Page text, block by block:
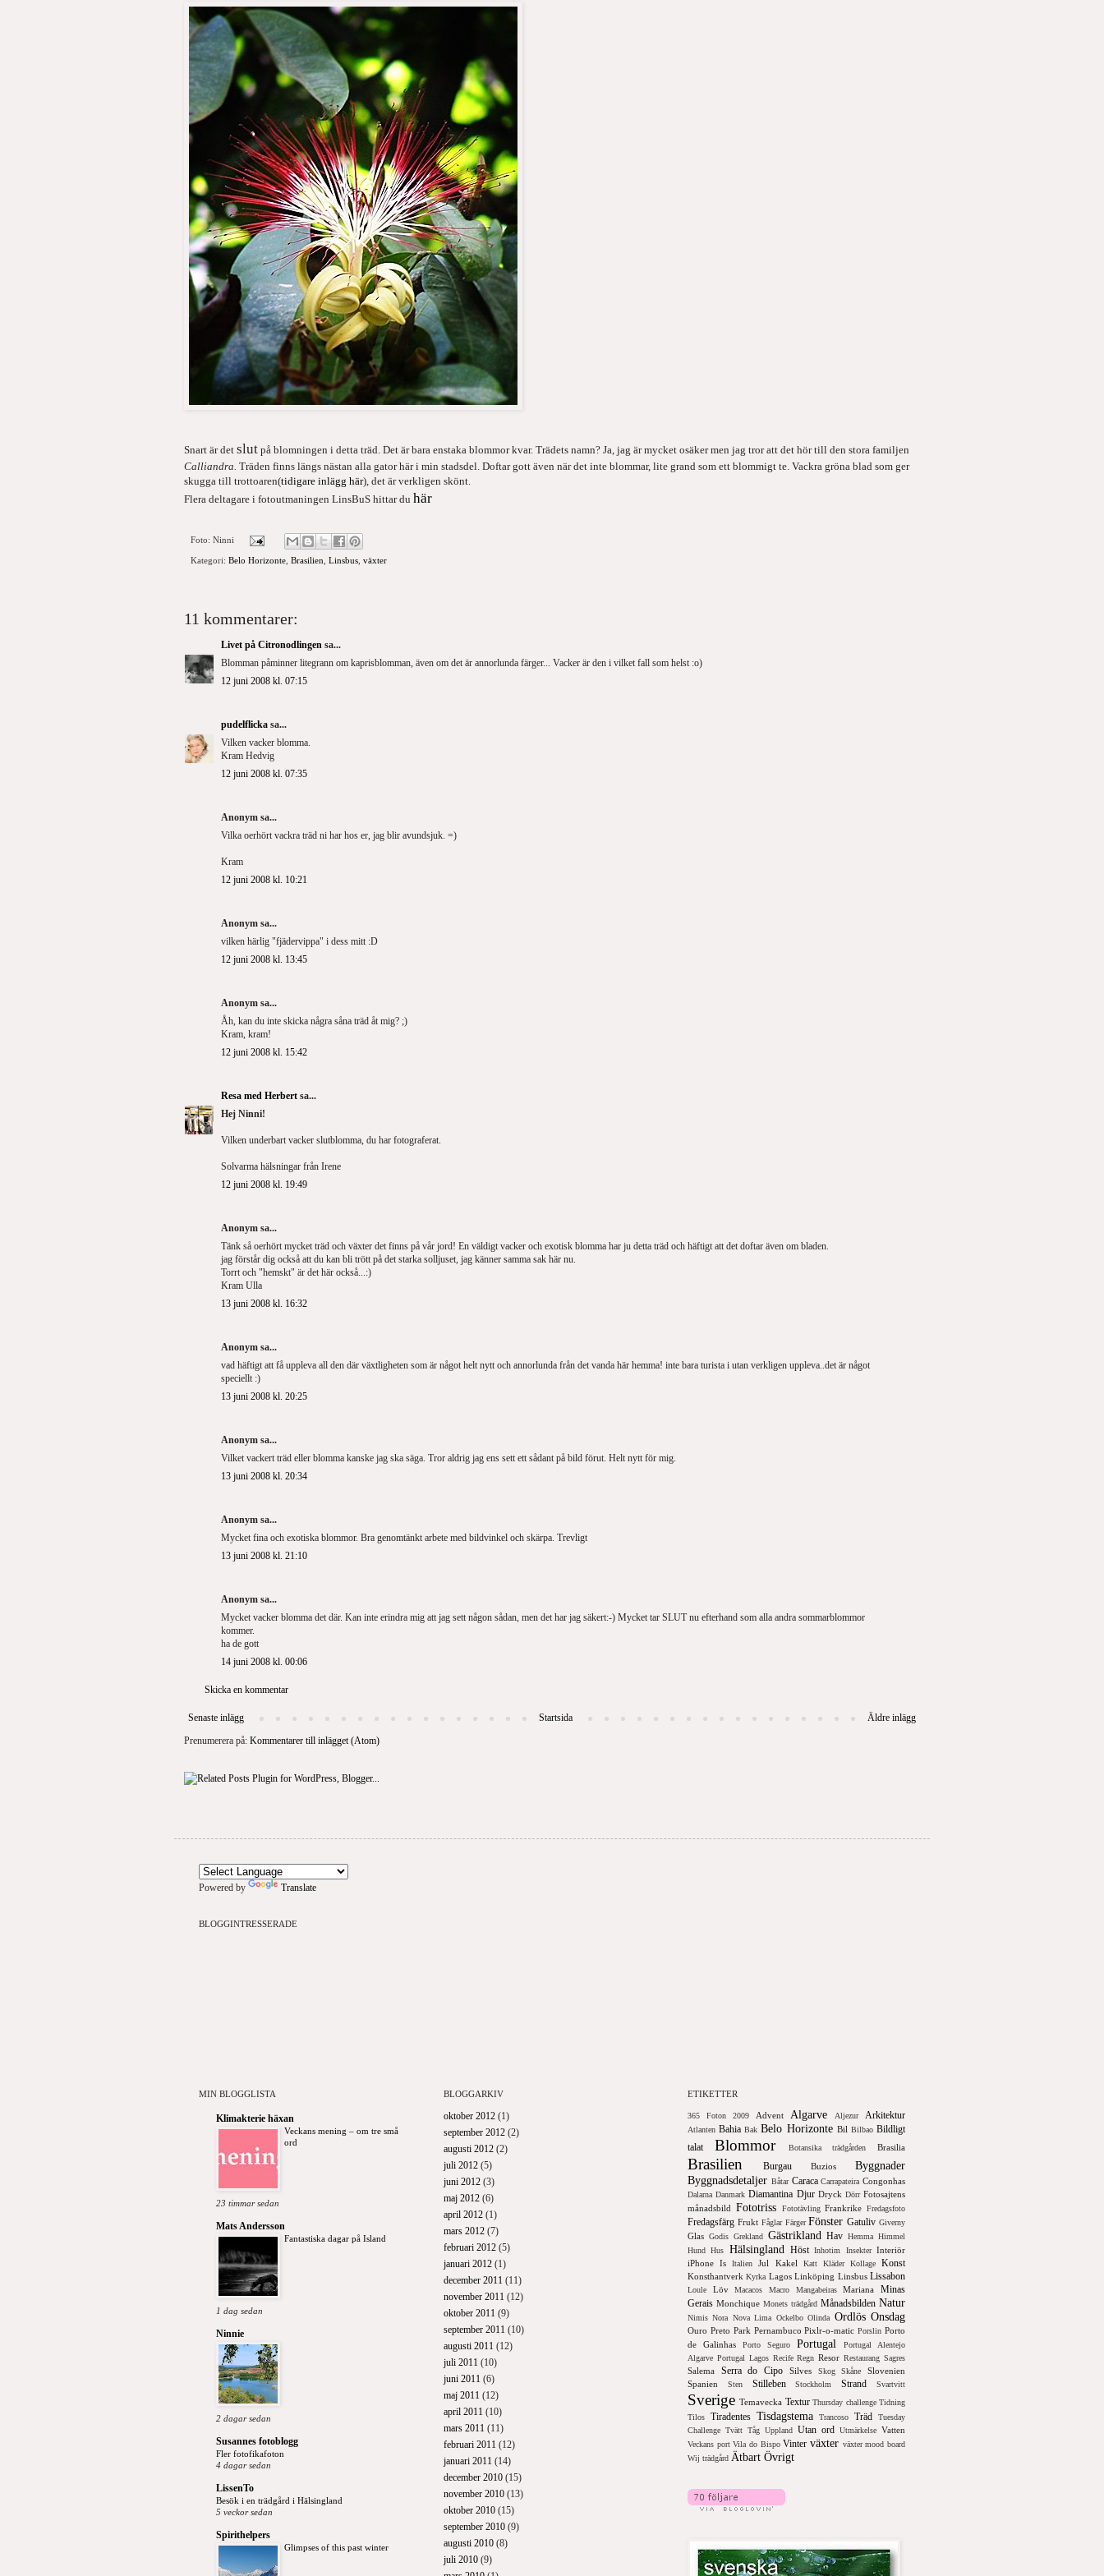
Snart är det slut på blomningen i detta träd. Det är bara enstaka blommor kvar. Trädets namn? Ja, jag är mycket osäker men jag tror att det hör till den stora familjen
Calliandra. Träden finns längs nästan alla gator här i min stadsdel. Doftar gott även när det inte blommar, lite grand som ett blommigt te. Vackra gröna blad som ger
skugga till trottoaren(tidigare inlägg här), det är verkligen skönt.
Flera deltagare i fotoutmaningen LinsBuS hittar du här
Foto: Ninni
Kategori: Belo Horizonte Brasilien Linsbus växter
11 kommentarer:
Livet på Citronodlingen sa...
Blomman påminner litegrann om kaprisblomman, även om det är annorlunda färger... Vacker är den i vilket fall som helst :o)
12 juni 2008 kl. 07:15
pudelflicka sa...
Vilken vacker blomma.
Kram Hedvig
12 juni 2008 kl. 07:35
Anonym sa...
Vilka oerhört vackra träd ni har hos er, jag blir avundsjuk. =)
Kram
12 juni 2008 kl. 10:21
Anonym sa...
vilken härlig "fjädervippa" i dess mitt :D
12 juni 2008 kl. 13:45
Anonym sa...
Åh, kan du inte skicka några såna träd åt mig? ;)
Kram, kram!
12 juni 2008 kl. 15:42
Resa med Herbert sa...
Hej Ninni!
Vilken underbart vacker slutblomma, du har fotograferat.
Solvarma hälsningar från Irene
12 juni 2008 kl. 19:49
Anonym sa...
Tänk så oerhört mycket träd och växter det finns på vår jord! En väldigt vacker och exotisk blomma har ju detta träd och häftigt att det doftar även om bladen.
jag förstår dig också att du kan bli trött på det starka solljuset, jag känner samma sak här nu.
Torrt och "hemskt" är det här också...:)
Kram Ulla
13 juni 2008 kl. 16:32
Anonym sa...
vad häftigt att få uppleva all den där växtligheten som är något helt nytt och annorlunda från det vanda här hemma! inte bara turista i utan verkligen uppleva..det är något
speciellt :)
13 juni 2008 kl. 20:25
Anonym sa...
Vilket vackert träd eller blomma kanske jag ska säga. Tror aldrig jag ens sett ett sådant på bild förut. Helt nytt för mig.
13 juni 2008 kl. 20:34
Anonym sa...
Mycket fina och exotiska blommor. Bra genomtänkt arbete med bildvinkel och skärpa. Trevligt
13 juni 2008 kl. 21:10
Anonym sa...
Mycket vacker blomma det där. Kan inte erindra mig att jag sett någon sådan, men det har jag säkert:-) Mycket tar SLUT nu efterhand som alla andra sommarblommor
kommer.
ha de gott
14 juni 2008 kl. 00:06
Skicka en kommentar
Senaste inlägg Äldre inlägg
Startsida
Prenumerera på: Kommentarer till inlägget (Atom)
Powered by Translate
BLOGGINTRESSERADE
MIN BLOGGLISTA
Klimakterie häxan
Veckans mening – om tre små
ord
23 timmar sedan
Mats Andersson
Fantastiska dagar på Island
1 dag sedan
Ninnie
2 dagar sedan
Susannes fotoblogg
Fler fotofikafoton
4 dagar sedan
LissenTo
Besök i en trädgård i Hälsingland
5 veckor sedan
Spirithelpers
Glimpses of this past winter
BLOGGARKIV
oktober 2012 (1)
september 2012 (2)
augusti 2012 (2)
juli 2012 (5)
juni 2012 (3)
maj 2012 (6)
april 2012 (1)
mars 2012 (7)
februari 2012 (5)
januari 2012 (1)
december 2011 (11)
november 2011 (12)
oktober 2011 (9)
september 2011 (10)
augusti 2011 (12)
juli 2011 (10)
juni 2011 (6)
maj 2011 (12)
april 2011 (10)
mars 2011 (11)
februari 2011 (12)
januari 2011 (14)
december 2010 (15)
november 2010 (13)
oktober 2010 (15)
september 2010 (9)
augusti 2010 (8)
juli 2010 (9)
ETIKETTER
365 Foton 2009 Advent Algarve Aljezur Arkitektur
Atlanten Bahia Bak Belo Horizonte Bil Bilbao Bildligt
talat
Blommor Botansika trädgården Brasilia
Brasilien Burgau Buzios
Byggnader
Byggnadsdetaljer Båtar Caraca Carrapateira Congonhas
Dalarna Danmark Diamantina Djur Dryck Dörr Fotosajtens
månadsbild Fototriss Fototävling Frankrike Fredagsfoto
Fredagsfärg Frukt Fåglar Färger Fönster Gatuliv Giverny
Glas Godis Grekland Gästrikland Hav Hemma Himmel
Hund Hus Hälsingland Höst Inhotim Insekter Interiör
iPhone Is Italien Jul Kakel Katt Kläder Kollage Konst
Konsthantverk Kyrka Lagos Linköping Linsbus Lissabon
Loule Löv Macacos Macro Mangabeiras Mariana
Minas
Gerais Monchique Monets trädgård Månadsbilden Natur
Nimis Nora Nova Lima Ockelbo Olinda Ordlös Onsdag
Ouro Preto Park Pernambuco Pixlr-o-matic Porslin Porto
de Galinhas
Porto Seguro Portugal
Portugal Alentejo
Algarve Portugal Lagos Recife Regn Resor Restaurang Sagres
Salema Serra do Cipo Silves Skog Skåne
Slovenien
Spanien
Sten Stilleben Stockholm Strand Svartvitt
Sverige Temavecka Textur Thursday challenge Tidning
Tilos
Tiradentes Tisdagstema Trancoso Träd
Tuesday
Challenge Tvätt Tåg Uppland Utan ord Utmärkelse Vatten
Veckans port Vila do Bispo Vinter växter växter mood board
Wij trädgård Ätbart Övrigt